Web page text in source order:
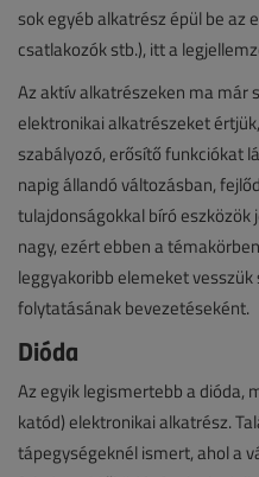
sok egyéb alkatrész épül be az
csatlakozók stb.), itt a
Az aktív alkatrészeken ma már
elektronikai alkatrészeket
szabályozó, erősítő funkciókat
napig állandó változásban,
tulajdonságokkal bíró eszközök
nagy, ezért ebben a
leggyakoribb elemeket
folytatásának bevezetéseként.
Dióda
Az egyik legismertebb a dióda,
katód) elektronikai alkatrész.
tápegységeknél ismert, ahol a